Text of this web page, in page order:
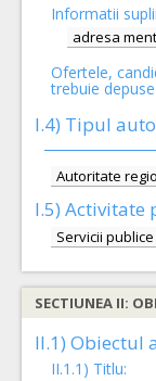
Informatii
adresa
Ofertele,
trebuie
I.4) Tipul
Autoritate
I.5) Activitate
Servicii
SECTIUNEA II:
II.1) Obiectul
II.1.1) Titlu: